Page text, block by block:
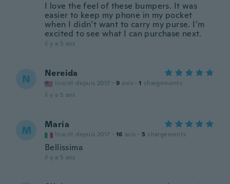
I love the feel of these bumpers. It was
easier to keep my phone in my pocket
when I didn’t want to carry my purse. I’m
excited to see what I can purchase next.
il y a 5 ans
N Nereida
Inscrit depuis 2017 · 9 avis · 1 chargements
il y a 5 ans
M Maria
Inscrit depuis 2017 · 16 avis · 5 chargements
Bellissima
il y a 5 ans